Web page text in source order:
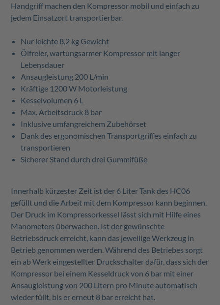
Handgriff machen den Kompressor mobil und einfach zu
jedem Einsatzort transportierbar.
Nur leichte 8,2 kg Gewicht
Ölfreier, wartungsarmer Kompressor mit langer
Lebensdauer
Ansaugleistung 200 L/min
Kräftige 1200 W Motorleistung
Kesselvolumen 6 L
Max. Arbeitsdruck 8 bar
Inklusive umfangreichem Zubehörset
Dank des ergonomischen Transportgriffes einfach zu
transportieren
Sicherer Stand durch drei Gummifüße
Innerhalb kürzester Zeit ist der 6 Liter Tank des HC06
gefüllt und die Arbeit mit dem Kompressor kann beginnen.
Der Druck im Kompressorkessel lässt sich mit Hilfe eines
Manometers überwachen. Ist der gewünschte
Betriebsdruck erreicht, kann das jeweilige Werkzeug in
Betrieb genommen werden. Während des Betriebes sorgt
ein ab Werk eingestellter Druckschalter dafür, dass sich der
Kompressor bei einem Kesseldruck von 6 bar mit einer
Ansaugleistung von 200 Litern pro Minute automatisch
wieder füllt, bis er erneut 8 bar erreicht hat.